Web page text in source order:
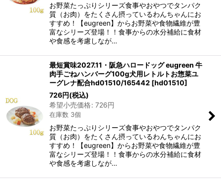
お野菜たっぷりシリーズ食事やおやつでタンパク
質（お肉）をたくさん摂っているわんちゃんにお
すすめ！【eugreen】からお野菜や食物繊維が豊
富なシリーズ登場！！食事からの水分補給に食材
や食感を考慮しなが…
最短賞味2027.11・阪急ハロードッグ eugreen 牛
肉手ごねハンバーグ100g犬用レトルトお惣菜ユ
ーグレナ配合hd01510/165442 [hd01510]
726円(税込)
希望小売価格: 726円
在庫数 3個
お野菜たっぷりシリーズ食事やおやつでタンパク
質（お肉）をたくさん摂っているわんちゃんにお
すすめ！【eugreen】からお野菜や食物繊維が豊
富なシリーズ登場！！食事からの水分補給に食材
や食感を考慮しなが…